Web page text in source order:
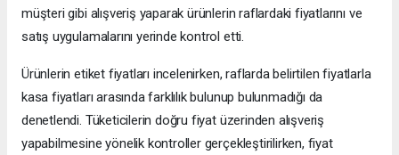
müşteri gibi alışveriş yaparak ürünlerin raflardaki fiyatlarını ve
satış uygulamalarını yerinde kontrol etti.
Ürünlerin etiket fiyatları incelenirken, raflarda belirtilen fiyatlarla
kasa fiyatları arasında farklılık bulunup bulunmadığı da
denetlendi. Tüketicilerin doğru fiyat üzerinden alışveriş
yapabilmesine yönelik kontroller gerçekleştirilirken, fiyat